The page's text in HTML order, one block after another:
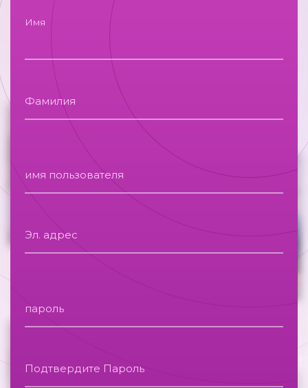
Имя
Фамилия
имя пользователя
Эл. адрес
пароль
Подтвердите Пароль